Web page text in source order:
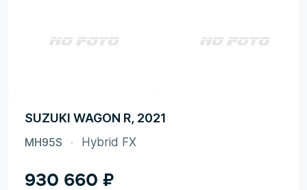
SUZUKI WAGON R, 2021
MH95S Hybrid FX
930 660 ₽